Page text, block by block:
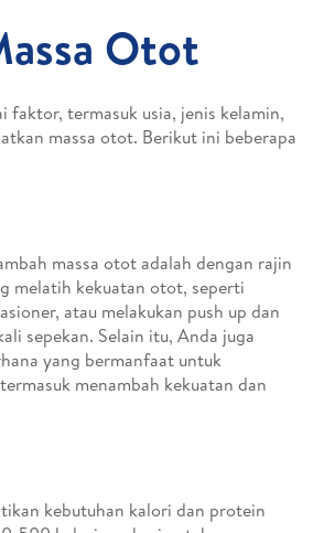
Otot
termasuk usia, jenis kelamin,
massa otot. Berikut ini beberapa
massa otot adalah dengan rajin
melatih kekuatan otot, seperti
atau melakukan push up dan
sepekan. Selain itu, Anda juga
yang bermanfaat untuk
menambah kekuatan dan
kebutuhan kalori dan protein